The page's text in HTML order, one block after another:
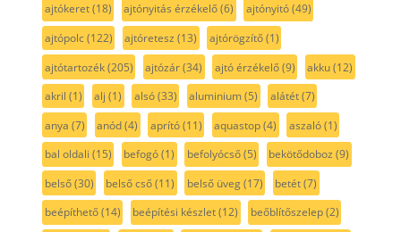
ajtókeret(18) ajtónyitás érzékelő(6) ajtónyitó(49)
ajtópolc(122) ajtóretesz (13) ajtórögzítő(1)
ajtótartozék(205) ajtózár(34) ajtó érzékelő(9) akku(12)
akril (1) alj (1) alsó(33) aluminium(5) alátét(7)
anya (7) anód(4) aprító(11) aquastop(4) aszaló(1)
bal oldali (15) befogó(1) befolyócső(5) bekötődoboz (9)
belső(30) belső cső(11) belső üveg(17) betét(7)
beépíthető(14) beépítési készlet(12) beőblítőszelep(2)